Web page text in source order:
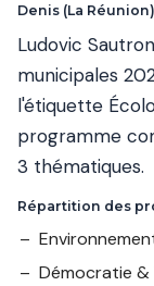
Denis (La Réunion)
Ludovic
municipales
l'étiquette
programme
3 thématiques.
Répartition des
Démocratie &